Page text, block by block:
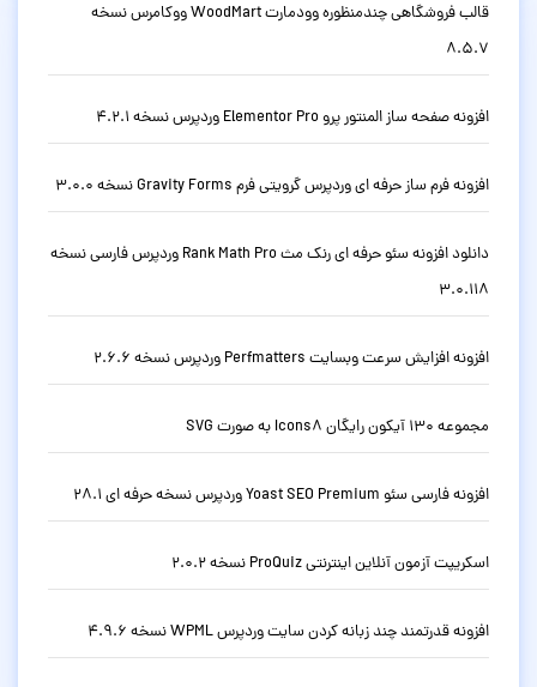
قالب فروشگاهی چندمنظوره وودمارت WoodMart ووکامرس نسخه
8.5.7
افزونه صفحه ساز المنتور پرو Elementor Pro وردپرس نسخه 4.2.1
افزونه فرم ساز حرفه ای وردپرس گرویتی فرم Gravity Forms نسخه 3.0.0
دانلود افزونه سئو حرفه ای رنک مث Rank Math Pro وردپرس فارسی نسخه
3.0.118
افزونه افزایش سرعت وبسایت Perfmatters وردپرس نسخه 2.6.6
مجموعه 130 آیکون رایگان Icons8 به صورت SVG
افزونه فارسی سئو Yoast SEO Premium وردپرس نسخه حرفه ای 28.1
اسکریپت آزمون آنلاین اینترنتی ProQuiz نسخه 2.0.2
افزونه قدرتمند چند زبانه کردن سایت وردپرس WPML نسخه 4.9.6